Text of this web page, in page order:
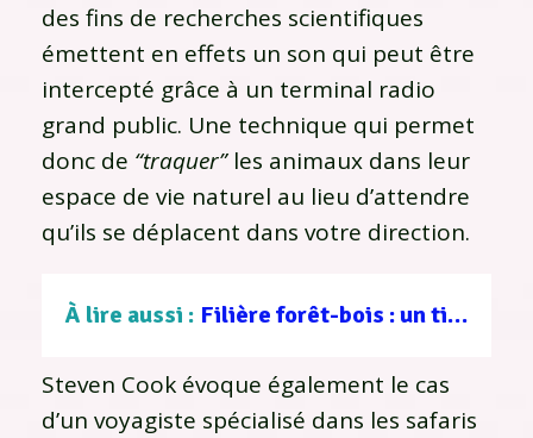
des fins de recherches scientifiques
émettent en effets un son qui peut être
intercepté grâce à un terminal radio
grand public. Une technique qui permet
donc de “traquer”les animaux dans leur
espace de vie naturel au lieu d’attendre
qu’ils se déplacent dans votre direction.
À lire aussi : Filière forêt-bois : un tissu d’entreprises au service d’une gestion durable
Steven Cook évoque également le cas
d’un voyagiste spécialisé dans les safaris